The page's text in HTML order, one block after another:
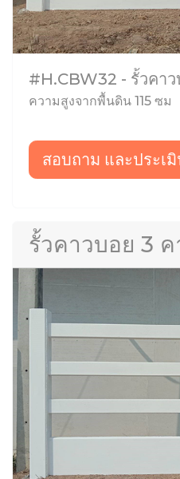
#H.CBW32 - รั้วคา
ความสูงจากพื้นดิน 115 ซม
สอบถาม และประเ
รั้วคาวบอย 3